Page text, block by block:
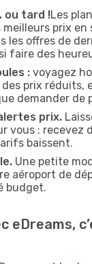
ou tard !Les
prix en
les offres de
faire des
: voyagez
prix réduits,
demander de
prix.
vous : recevez
baissent.
Une petite
aéroport de
budget.
eDreams,